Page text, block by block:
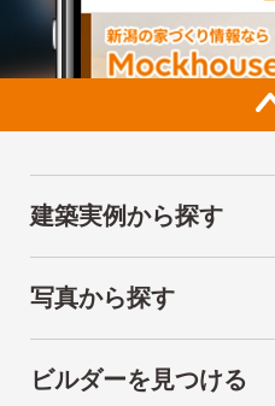
建築実例から探す
写真から探す
ビルダーを見つける